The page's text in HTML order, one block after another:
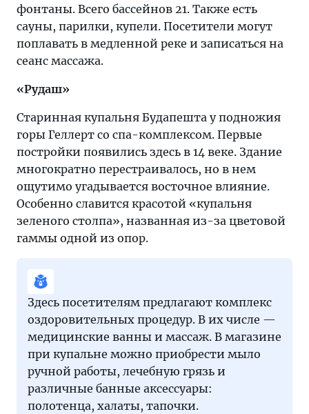
фонтаны. Всего бассейнов 21. Также есть
сауны, парилки, купели. Посетители могут
поплавать в медленной реке и записаться на
сеанс массажа.
«Рудаш»
Старинная купальня Будапешта у подножия
горы Геллерт со спа-комплексом. Первые
постройки появились здесь в 14 веке. Здание
многократно перестраивалось, но в нем
ощутимо угадывается восточное влияние.
Особенно славится красотой «купальня
зеленого столпа», названная из-за цветовой
гаммы одной из опор.
Здесь посетителям предлагают комплекс
оздоровительных процедур. В их числе —
медицинские ванны и массаж. В магазине
при купальне можно приобрести мыло
ручной работы, лечебную грязь и
различные банные аксессуары:
полотенца, халаты, тапочки.